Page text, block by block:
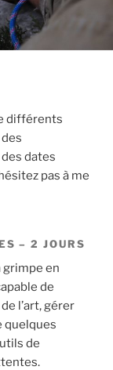
différents
dates
pas à me
– 2 JOURS
grimpe en
de
l’art, gérer
quelques
de